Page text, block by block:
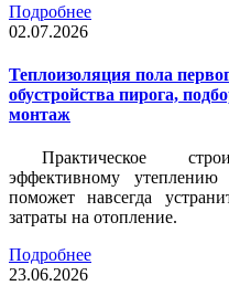
Подробнее
02.07.2026
Теплоизоляция пола
обустройства пирога,
монтаж
Практическое
эффективному
поможет навсегда
затраты на отопление.
Подробнее
23.06.2026